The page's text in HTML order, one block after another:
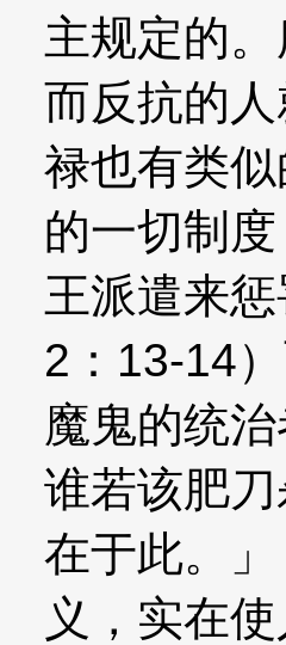
主规定的
而反抗的
禄也有类
的一切制
王派遣来
2：13-14
魔鬼的统
谁若该肥
在于此。
义，实在